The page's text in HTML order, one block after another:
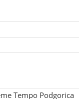
Tempo Podgorica